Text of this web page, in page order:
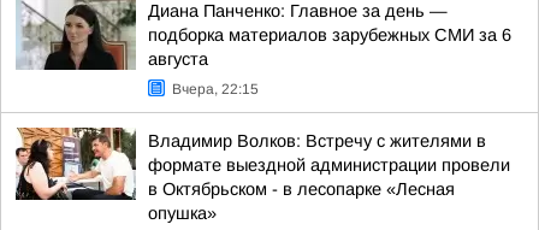
Диана Панченко: Главное за день —
подборка материалов зарубежных СМИ за 6
августа
Вчера, 22:15
Владимир Волков: Встречу с жителями в
формате выездной администрации провели
в Октябрьском - в лесопарке «Лесная
опушка»